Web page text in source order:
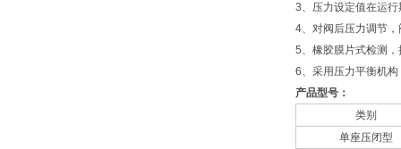
3、压力设定值在运
4、对阀后压力调节
5、橡胶膜片式检测
6、采用压力平衡机
产品型号：
类别
单座压闭型